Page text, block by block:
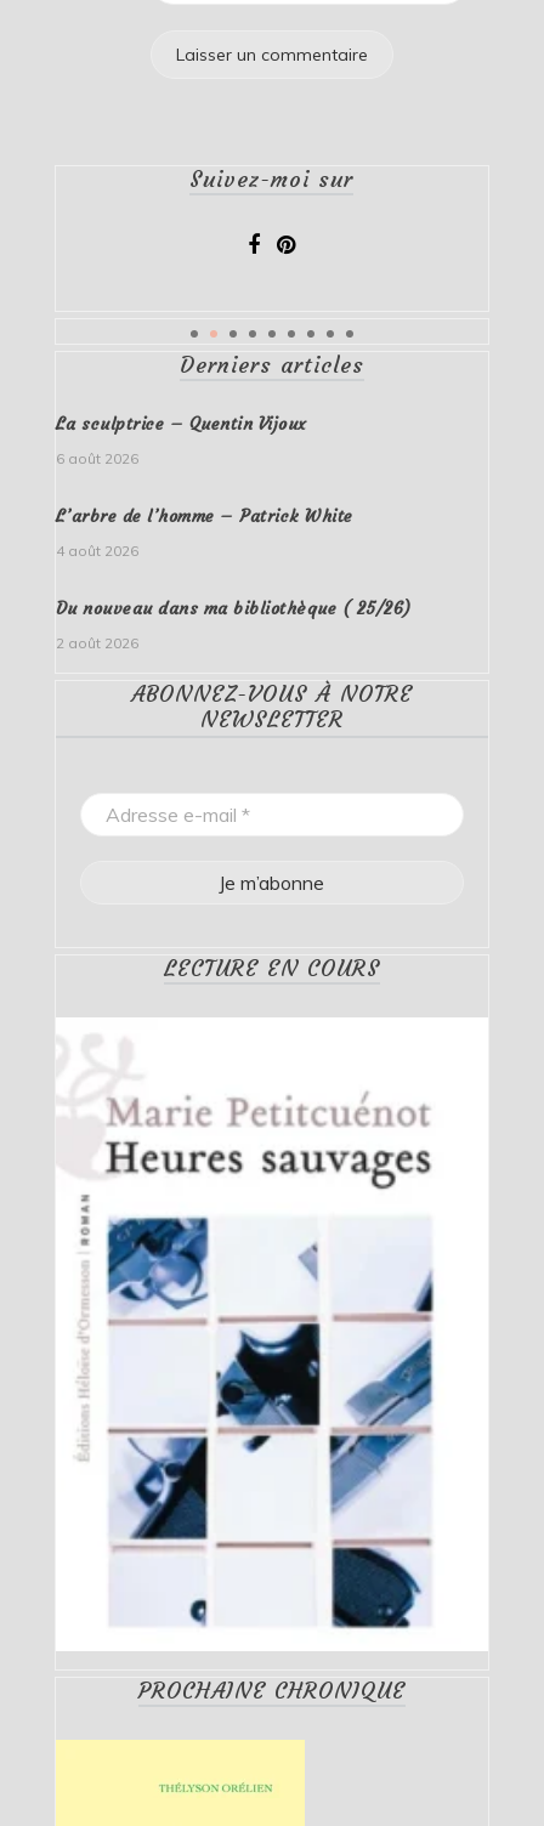
Suivez-moi sur
Derniers articles
La sculptrice – Quentin Vijoux
6 août 2026
L’arbre de l’homme – Patrick White
4 août 2026
Du nouveau dans ma bibliothèque ( 25/26)
2 août 2026
ABONNEZ-VOUS À NOTRE
NEWSLETTER
LECTURE EN COURS
PROCHAINE CHRONIQUE